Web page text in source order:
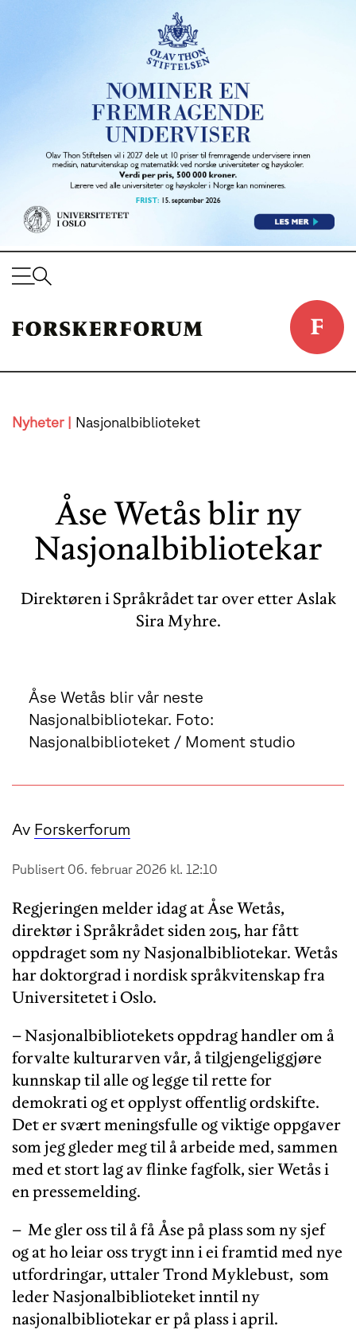
Nyheter | Nasjonalbiblioteket
Åse Wetås blir ny
Nasjonalbibliotekar
Direktøren i Språkrådet tar over etter Aslak
Sira Myhre.
Åse Wetås blir vår neste
Nasjonalbibliotekar. Foto:
Nasjonalbiblioteket / Moment studio
Av Forskerforum
Publisert 06. februar 2026 kl. 12:10
Regjeringen melder idag at Åse Wetås,
direktør i Språkrådet siden 2015, har fått
oppdraget som ny Nasjonalbibliotekar. Wetås
har doktorgrad i nordisk språkvitenskap fra
Universitetet i Oslo.
– Nasjonalbibliotekets oppdrag handler om å
forvalte kulturarven vår, å tilgjengeliggjøre
kunnskap til alle og legge til rette for
demokrati og et opplyst offentlig ordskifte.
Det er svært meningsfulle og viktige oppgaver
som jeg gleder meg til å arbeide med, sammen
med et stort lag av flinke fagfolk, sier Wetås i
en pressemelding.
– Me gler oss til å få Åse på plass som ny sjef
og at ho leiar oss trygt inn i ei framtid med nye
utfordringar, uttaler Trond Myklebust, som
leder Nasjonalbiblioteket inntil ny
nasjonalbibliotekar er på plass i april.